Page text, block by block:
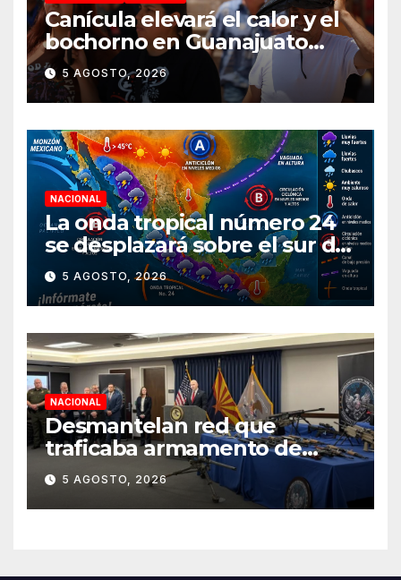
Canícula elevará el calor y el
bochorno en Guanajuato
durante agosto
5 AGOSTO, 2026
NACIONAL
La onda tropical número 24
se desplazará sobre el sur del
territorio nacional
5 AGOSTO, 2026
NACIONAL
Desmantelan red que
traficaba armamento de
Arizona a México
5 AGOSTO, 2026